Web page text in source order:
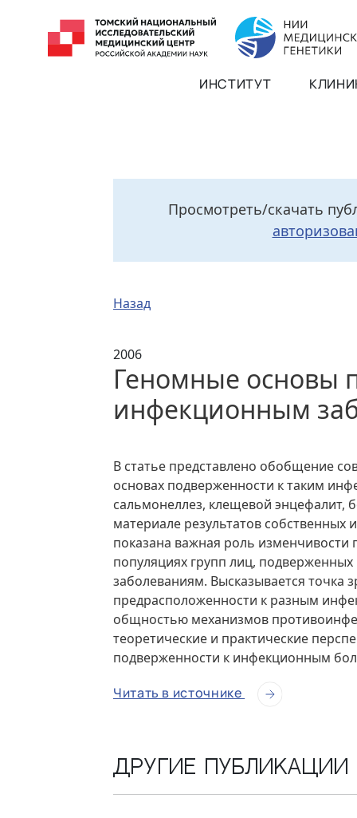
ИНСТИТУТ
Просмотреть/скачать
Назад
2006
Геномные основы
инфекционным
В статье представлено обобщение
основах подверженности к таким
сальмонеллез, клещевой энцефалит,
материале результатов собственных
показана важная роль
популяциях групп лиц,
заболеваниям. Высказывается точка
предрасположенности к разным
общностью механизмов
теоретические и практические
подверженности к инфекционным
Читать в источнике
Другие публикации